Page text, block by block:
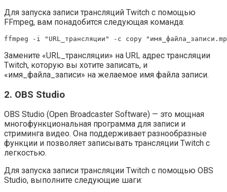
Для запуска записи трансляций Twitch с помощью
FFmpeg, вам понадобится следующая команда:
ffmpeg -i "URL_трансляции" -c copy
Замените «URL_трансляции» на URL адрес трансляции
Twitch, которую вы хотите записать, и
«имя_файла_записи» на желаемое имя файла записи.
2. OBS Studio
OBS Studio (Open Broadcaster Software) — это мощная
многофункциональная программа для записи и
стриминга видео. Она поддерживает разнообразные
функции и позволяет записывать трансляции Twitch с
легкостью.
Для запуска записи трансляции Twitch с помощью OBS
Studio, выполните следующие шаги: